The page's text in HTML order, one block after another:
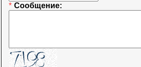
* Сообщение: